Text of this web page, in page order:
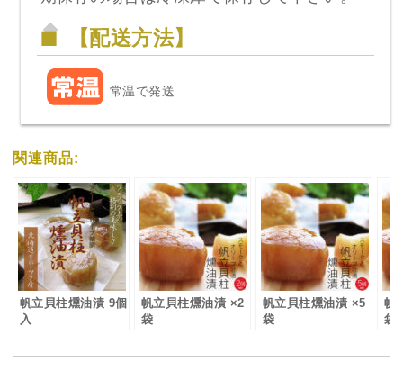
【配送方法】
常温で発送
関連商品:
帆立貝柱燻油漬 9個
入
帆立貝柱燻油漬 ×2
袋
帆立貝柱燻油漬 ×5
袋
帆
袋